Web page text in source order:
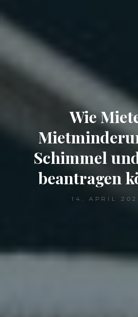
Wie
Schimmel
beantragen
14. APRIL